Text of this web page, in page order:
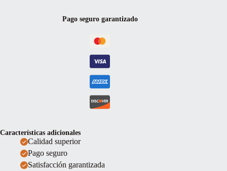
Pago seguro garantizado
Características adicionales
Calidad superior
Pago seguro
Satisfacción garantizada